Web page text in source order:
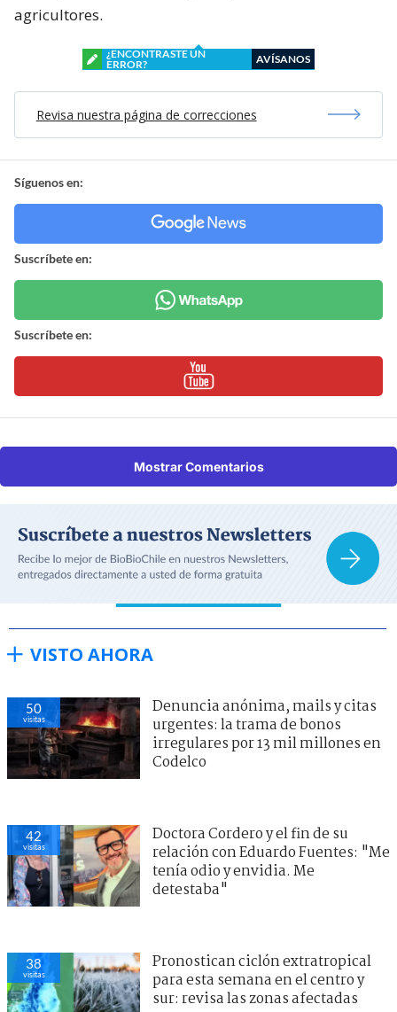
agricultores.
¿ENCONTRASTE UN
ERROR?
AVÍSANOS
Revisa nuestra página de correcciones
Síguenos en:
Suscríbete en:
Suscríbete en:
Mostrar Comentarios
VISTO AHORA
50
visitas
Denuncia anónima, mails y citas
urgentes: la trama de bonos
irregulares por 13 mil millones en
Codelco
42
visitas
Doctora Cordero y el fin de su
relación con Eduardo Fuentes: "Me
tenía odio y envidia. Me
detestaba"
38
visitas
Pronostican ciclón extratropical
para esta semana en el centro y
sur: revisa las zonas afectadas